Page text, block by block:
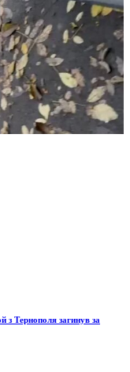
Тернополя загинув за